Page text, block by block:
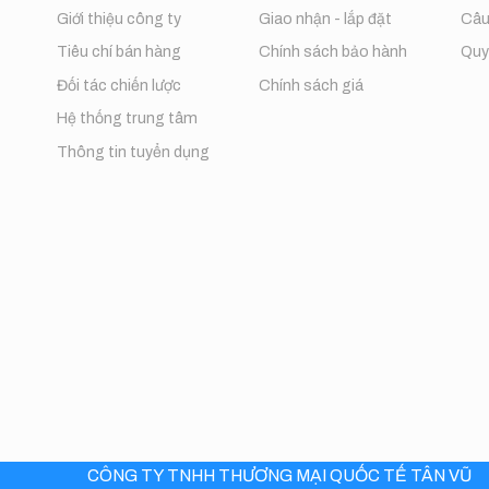
Giới thiệu công ty
Tiêu chí bán hàng
Đối tác chiến lược
Hệ thống trung tâm
Thông tin tuyển dụng
Giao nhận - lắp đặt
Chính sách bảo hành
Chính sách giá
CÔNG TY TNHH THƯƠNG MẠI QUỐC TẾ TÂN VŨ